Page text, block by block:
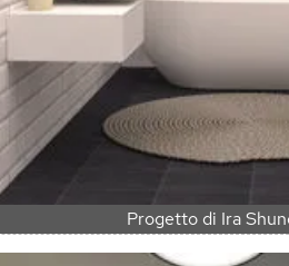
Progetto di Ira